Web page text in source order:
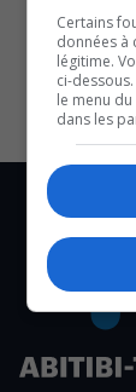
Certains
données à
légitime.
ci-
le menu
dans les